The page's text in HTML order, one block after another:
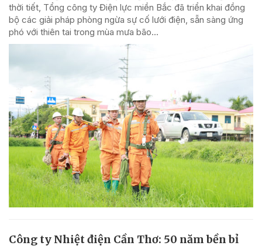
thời tiết, Tổng công ty Điện lực miền Bắc đã triển khai đồng
bộ các giải pháp phòng ngừa sự cố lưới điện, sẵn sàng ứng
phó với thiên tai trong mùa mưa bão...
Công ty Nhiệt điện Cần Thơ: 50 năm bền bỉ